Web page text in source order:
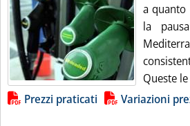
a quanto
la
Queste
Lista allegati PDF alla
Prezzi praticati Variazioni